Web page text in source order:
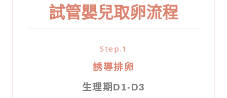
試管嬰兒取卵流程
Step.1
誘導排卵
生理期D1-D3